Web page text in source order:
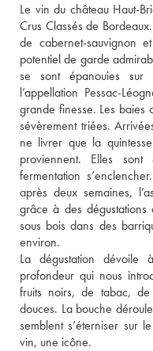
Le vin du château Haut-
Crus Classés de
de cabernet-sauvignon
potentiel de garde
se sont épanouies
l’appellation Pessac-
grande finesse. Les baies
sévèrement triées.
ne livrer que la
proviennent. Elles
fermentation
après deux semaines,
grâce à des dégustations
sous bois dans des
environ.
La dégustation dévoile
profondeur qui nous
fruits noirs, de tabac,
douces. La bouche
semblent s’éterniser sur
vin, une icône.